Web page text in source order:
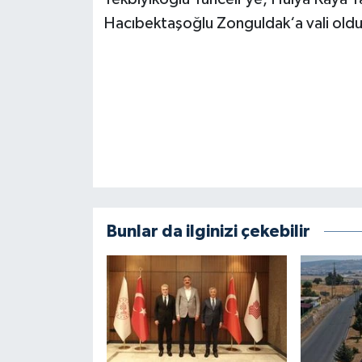
Hacıbektaşoğlu Zonguldak‘a vali
Bunlar da ilginizi çekebilir